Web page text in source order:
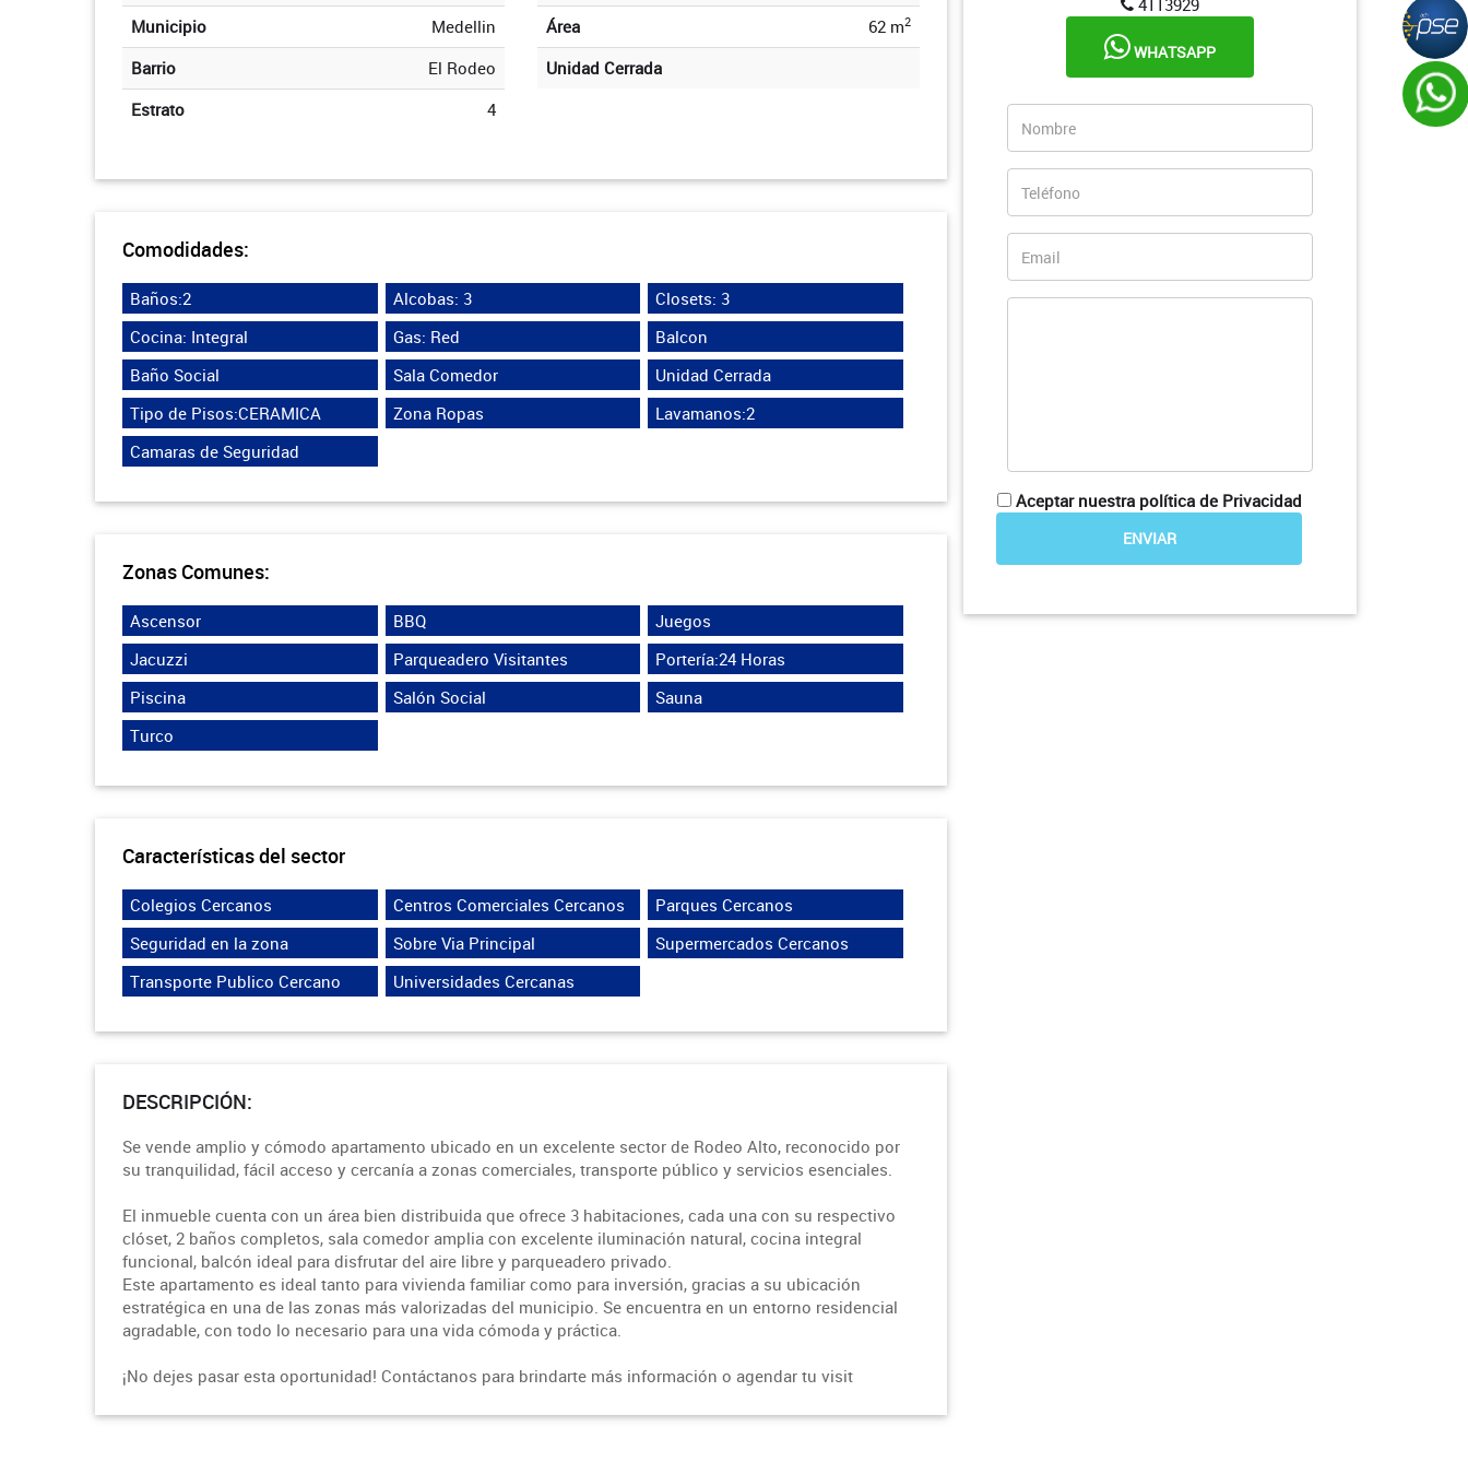
Municipio
Medellin
Barrio
El Rodeo
Estrato
4
Área
62 m2
Unidad Cerrada
Comodidades:
Baños:2 Alcobas: 3
Closets: 3
Cocina: Integral
Gas: Red
Balcon
Baño Social
Sala Comedor
Unidad Cerrada
Tipo de Pisos:CERAMICA
Zona Ropas
Lavamanos:2
Camaras de Seguridad
Zonas Comunes:
Ascensor BBQ
Juegos
Jacuzzi
Parqueadero Visitantes
Portería:24 Horas
Piscina
Salón Social
Sauna
Turco
Características del sector
Colegios Cercanos Centros Comerciales Cercanos
Parques Cercanos
Seguridad en la zona
Sobre Via Principal
Supermercados Cercanos
Transporte Publico Cercano
Universidades Cercanas
DESCRIPCIÓN:
Se vende amplio y cómodo apartamento ubicado en un excelente sector de Rodeo Alto, reconocido por
su tranquilidad, fácil acceso y cercanía a zonas comerciales, transporte público y servicios esenciales.
El inmueble cuenta con un área bien distribuida que ofrece 3 habitaciones, cada una con su respectivo
clóset, 2 baños completos, sala comedor amplia con excelente iluminación natural, cocina integral
funcional, balcón ideal para disfrutar del aire libre y parqueadero privado.
Este apartamento es ideal tanto para vivienda familiar como para inversión, gracias a su ubicación
estratégica en una de las zonas más valorizadas del municipio. Se encuentra en un entorno residencial
agradable, con todo lo necesario para una vida cómoda y práctica.
¡No dejes pasar esta oportunidad! Contáctanos para brindarte más información o agendar tu visit
4113929
WHATSAPP
Aceptar nuestra política de Privacidad